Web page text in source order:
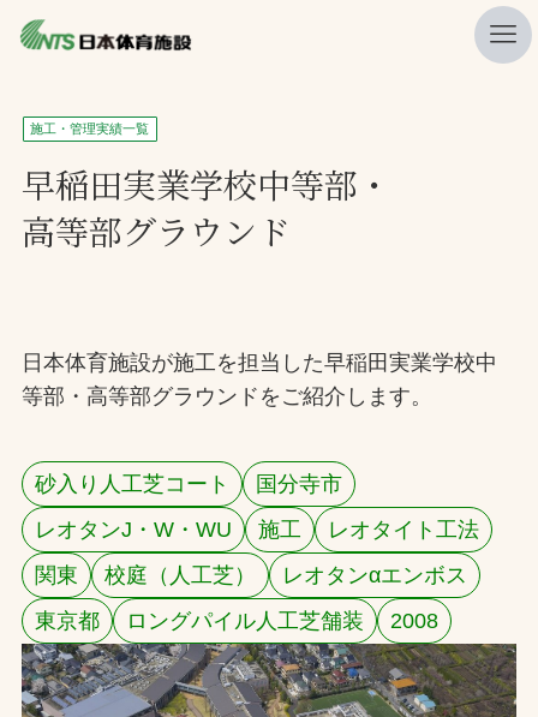
私たちの強み
ニュース
プレスリリース
施工・管理実績一覧
会社概要
採用情報
検索
お問合せ
お取引先の皆様へ
プライバシーポリシー
施工・管理実績一覧
早稲田実業学校中等部・
高等部グラウンド
日本体育施設が施工を担当した早稲田実業学校中
等部・高等部グラウンドをご紹介します。
砂入り人工芝コート
国分寺市
レオタンJ・W・WU
施工
レオタイト工法
関東
校庭（人工芝）
レオタンαエンボス
東京都
ロングパイル人工芝舗装 2008